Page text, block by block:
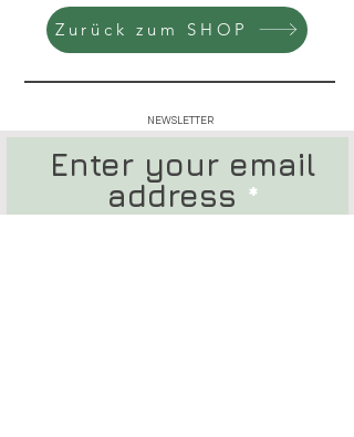
Zurück zum SHOP
NEWSLETTER
Enter your email
address